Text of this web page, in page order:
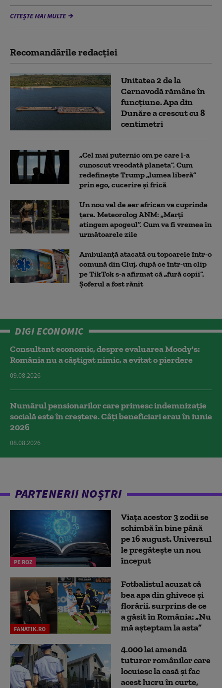
CITEȘTE MAI MULTE
Recomandările redacţiei
Unitatea 2 de la
Cernavodă rămâne în
funcțiune. Apa din
Dunăre a crescut cu 8
centimetri
„Cel mai puternic om pe care l-a
cunoscut vreodată planeta”. Cum
redefinește Trump „lumea liberă”
prin ego, cucerire și frică
Un nou val de aer african va cuprinde
țara. Meteorolog ANM: „Marți
atingem apogeul”. Cum va fi vremea în
următoarele zile
Ambulanţă atacată cu topoarele într-o
comună din Cluj, după ce într-un clip
pe TikTok s-a afirmat că „fură copii”.
Șoferul a fost rănit
DIGI ECONOMIC
Consultant economic, despre evaluarea Moody's:
România nu a câştigat nimic, a evitat o pierdere
09.08.2026
Numărul pensionarilor care primesc indemnizaţie
socială este în creștere. Câți beneficiari erau în iunie
2026
08.08.2026
PARTENERII NOȘTRI
PE ROZ
Viața acestor 3 zodii se
schimbă în bine până
pe 16 august. Universul
le pregătește un nou
început
FANATIK.RO
Fotbalistul acuzat că
bea apa din ghivece și
florării, surprins de ce
a găsit în România: „Nu
mă așteptam la asta”
4.000 lei amendă
tuturor românilor care
locuiesc la casă și fac
acest lucru în curte,